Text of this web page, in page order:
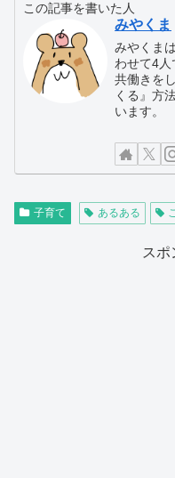
この記事を書いた人
みやくま
みやくま
わせて4人
共働きを
くる』方
います。
子育て あるある
スポ